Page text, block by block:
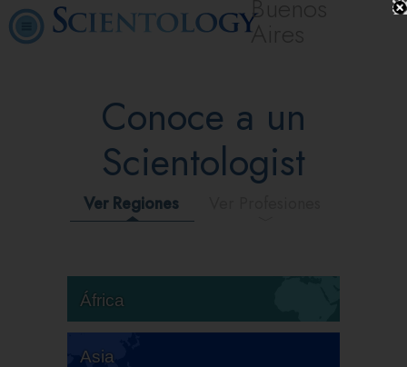
Buenos
Aires
Conoce a un
Scientologist
Ver Regiones
África
Asia